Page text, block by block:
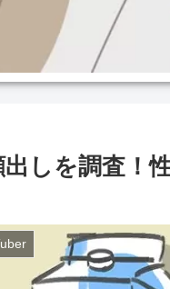
しを調査！